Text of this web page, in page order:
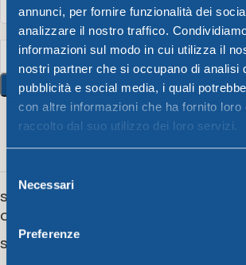
annunci, per fornire funzionalità dei
analizzare il nostro traffico.
informazioni sul modo in cui utilizza il
nostri partner che si occupano di analisi
pubblicità e social media, i quali
con altre informazioni che ha fornito loro
raccolto dal suo utilizzo dei loro servizi.
delNecessari
Preferenze
Add To Cart
16 People watching this product now!
SKU:
Category:
Share: